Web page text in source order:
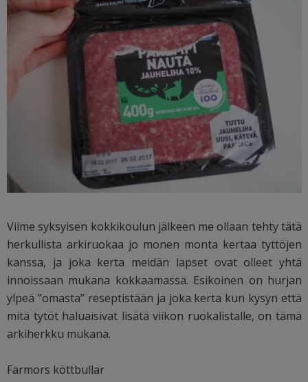
Viime syksyisen kokkikoulun jälkeen me ollaan tehty tätä
herkullista arkiruokaa jo monen monta kertaa tyttöjen
kanssa, ja joka kerta meidän lapset ovat olleet yhtä
innoissaan mukana kokkaamassa. Esikoinen on hurjan
ylpeä ”omasta” reseptistään ja joka kerta kun kysyn että
mitä tytöt haluaisivat lisätä viikon ruokalistalle, on tämä
arkiherkku mukana.
Farmors köttbullar